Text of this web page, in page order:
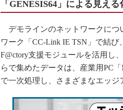
「GENESIS64」による見え
デモラインのネットワークにつ
ワーク「CC-Link IE TSN」で結
F@ctory支援モジュールを活用し
らで集めたデータは、産業用PC
で一次処理し、さまざまなエッジ